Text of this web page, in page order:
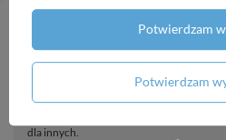
Potrzebujesz pomocy? Masz
Zadaj pytanie a my odpowiemy
dla innych.
Potwierdzam
Potwierdzam